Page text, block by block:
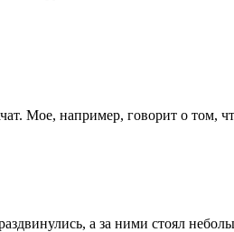
Мое, например, говорит о том,
а за ними стоял